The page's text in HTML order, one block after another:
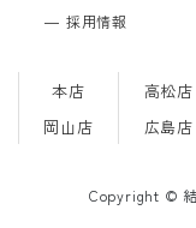
採用情報
本店 高松店
岡山店
広島店
Copyright © 結